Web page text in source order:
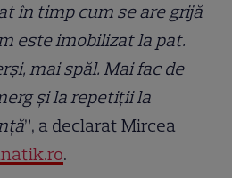
în timp cum se are grijă
este imobilizat la pat.
mai spăl. Mai fac de
și la repetiții la
”, a declarat Mircea
.